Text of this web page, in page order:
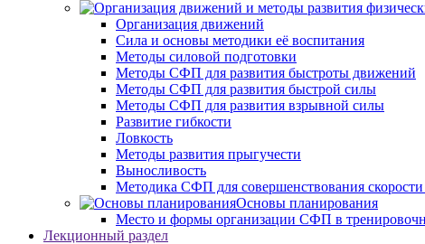
Организация движений
Сила и основы методики её воспитания
Методы силовой подготовки
Методы СФП для развития быстроты движений
Методы СФП для развития быстрой силы
Методы СФП для развития взрывной силы
Развитие гибкости
Ловкость
Методы развития прыгучести
Выносливость
Методика СФП для совершенствования
Основы планирования
Место и формы организации СФП в
Лекционный раздел